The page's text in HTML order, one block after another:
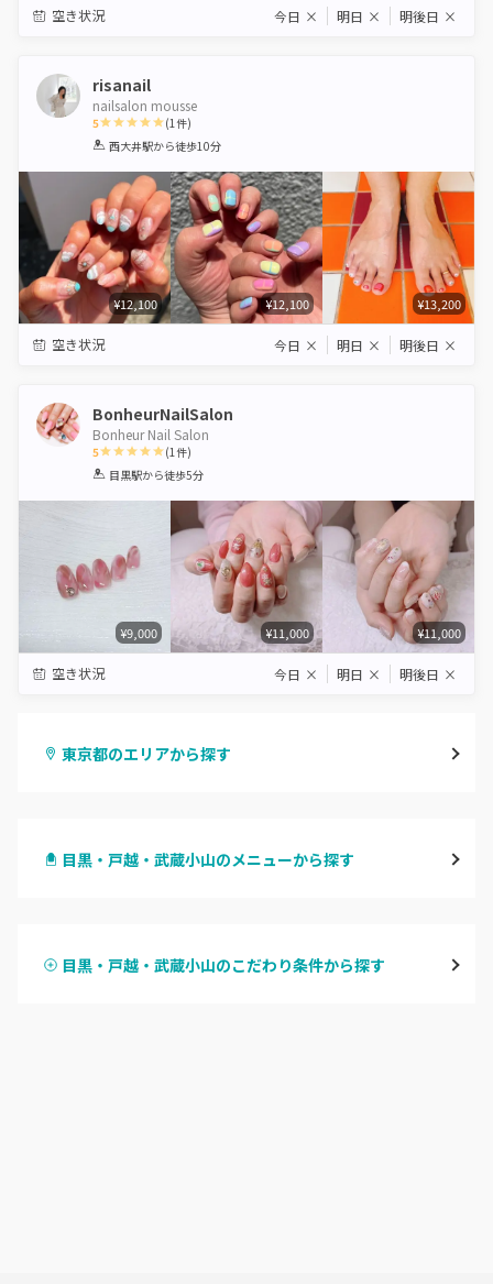
空き状況 今日 × 明日 × 明後日 ×
risanail
nailsalon mousse
5
1 2 3 4 5
(1件)
西大井駅から徒歩10分
¥12,100 ¥12,100 ¥13,200
空き状況 今日 × 明日 × 明後日 ×
BonheurNailSalon
Bonheur Nail Salon
5
1 2 3 4 5
(1件)
目黒駅から徒歩5分
¥9,000 ¥11,000 ¥11,000
空き状況 今日 × 明日 × 明後日 ×
東京都のエリアから探す
原宿
目黒・戸越・武蔵小山のメニューから探す
ハンドスカルプ
目黒・戸越・武蔵小山のこだわり条件から探す